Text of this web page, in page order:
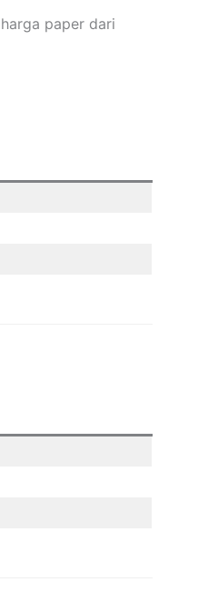
paper dari